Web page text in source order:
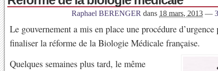
Raphael BERENGER dans 18 mars, 2013 —
Le gouvernement a mis en place une procédure d’urgence
finaliser la réforme de la Biologie Médicale française.
Quelques semaines plus tard, le même